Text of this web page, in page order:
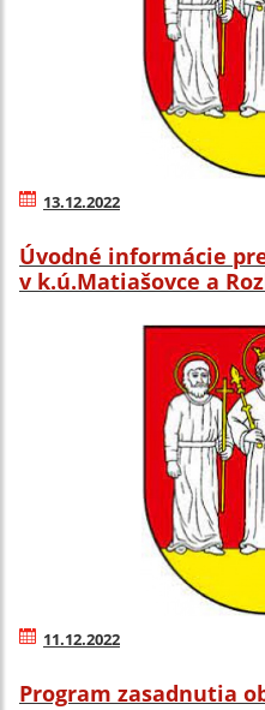
13.12.2022
Úvodné informácie
v k.ú.Matiašovce a
11.12.2022
Program zasadnutia